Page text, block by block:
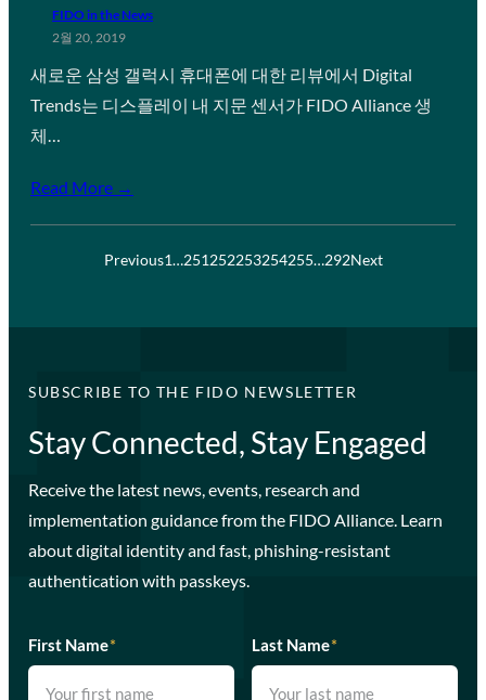
FIDO in the News
2월 20, 2019
새로운 삼성 갤럭시 휴대폰에 대한 리뷰에서 Digital
Trends는 디스플레이 내 지문 센서가 FIDO Alliance 생
체…
Read More →
Previous1…251252253254255…292Next
SUBSCRIBE TO THE FIDO NEWSLETTER
Stay Connected, Stay Engaged
Receive the latest news, events, research and
implementation guidance from the FIDO Alliance. Learn
about digital identity and fast, phishing-resistant
authentication with passkeys.
First Name* Last Name*